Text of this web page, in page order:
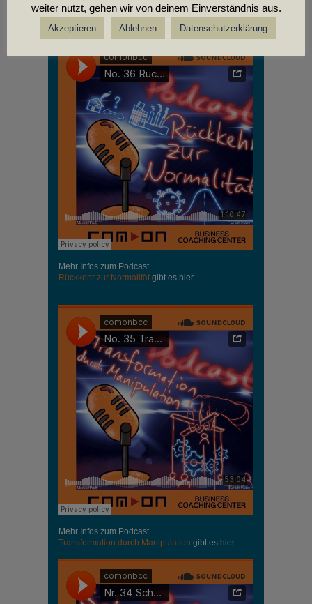
PODCASTS
Mehr Infos zum Podcast
Rückkehr zur Normalitätgibt es hier
Mehr Infos zum Podcast
Transformation durch Manipulation gibt es hier
weiter nutzt, gehen wir von deinem Einverständnis aus.
Akzeptieren Ablehnen Datenschutzerklärung